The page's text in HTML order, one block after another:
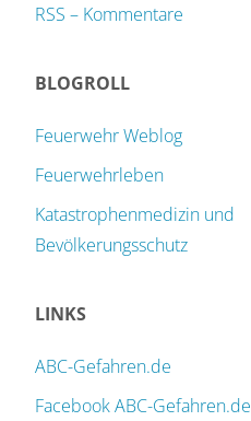
RSS – Kommentare
BLOGROLL
Feuerwehr Weblog
Feuerwehrleben
Katastrophenmedizin und
Bevölkerungsschutz
LINKS
ABC-Gefahren.de
Facebook ABC-Gefahren.de